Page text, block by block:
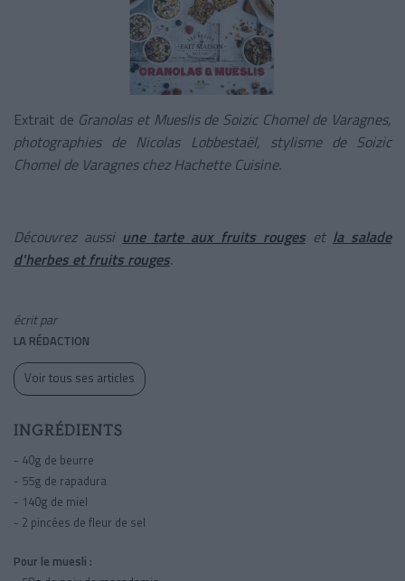
Extrait de Granolas et Mueslis de Soizic Chomel de Varagnes,
photographies de Nicolas Lobbestaël, stylisme de Soizic
Chomel de Varagnes chez Hachette Cuisine.
Découvrez aussi une tarte aux fruits rougeset la salade
d'herbes et fruits rouges.
écrit par
LA RÉDACTION
Voir tous ses articles
INGRÉDIENTS
- 40g de beurre
- 55g de rapadura
- 140g de miel
- 2 pincées de fleur de sel
Pour le muesli :